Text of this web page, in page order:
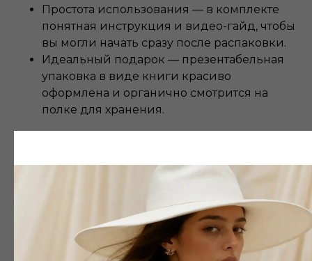
Простота использования — в комплекте
понятная инструкция и видео-гайд, чтобы
вы могли начать сразу после распаковки.
Идеальный подарок — презентабельная
упаковка в виде книги красиво
оформлена и органично смотрится на
полке для хранения.
использовании и абсолютно безопасен. Его
Пилочка для кутикулы. Такой инструмент
для необрезного маникюра станет вашим
надёжным помощником в уходе за